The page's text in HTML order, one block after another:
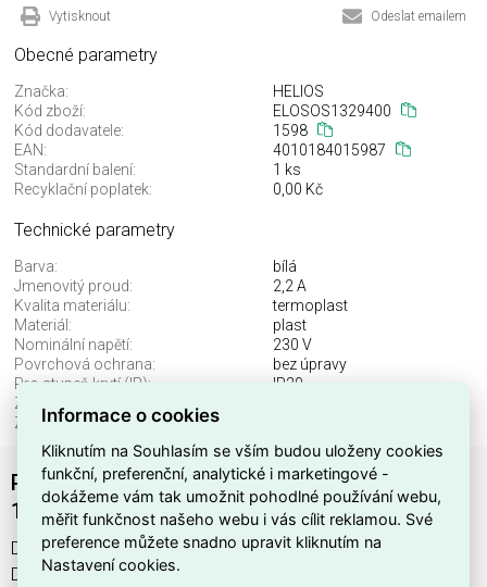
Vytisknout Odeslat emailem
Obecné parametry
Značka:
HELIOS
Kód zboží:
ELOSOS1329400
Kód dodavatele:
1598
EAN:
4010184015987
Standardní balení:
1 ks
Recyklační poplatek:
0,00 Kč
Technické parametry
Barva:
bílá
Jmenovitý proud:
2,2 A
Kvalita materiálu:
termoplast
Materiál:
plast
Nominální napětí:
230 V
Povrchová ochrana:
bez úpravy
Pro stupeň krytí (IP):
IP20
Způsob montáže:
Způsob ovládání:
Přepínač otáček a směru otáčení DSZ HELIOS
1598
DSZ Přepínač otáček a směru otáčení najdete v kategoriích
Domovní spínače a zásuvky, Spínače, Otočný spínač,
Informace o cookies
Kliknutím na Souhlasím se vším budou uloženy cookies
funkční, preferenční, analytické i marketingové -
dokážeme vám tak umožnit pohodlné používání webu,
měřit funkčnost našeho webu i vás cílit reklamou. Své
preference můžete snadno upravit kliknutím na
Nastavení cookies.